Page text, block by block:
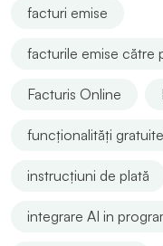
facturi emise
facturile emise către
Facturis Online
funcționalități gratuite
instrucțiuni de plată
integrare AI in